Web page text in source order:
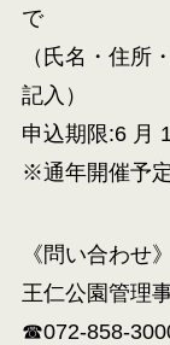
で
（氏名・住所
記入）
申込期限:6 月
※通年開催予
《問い合わせ》
王仁公園管理
☎072-858-